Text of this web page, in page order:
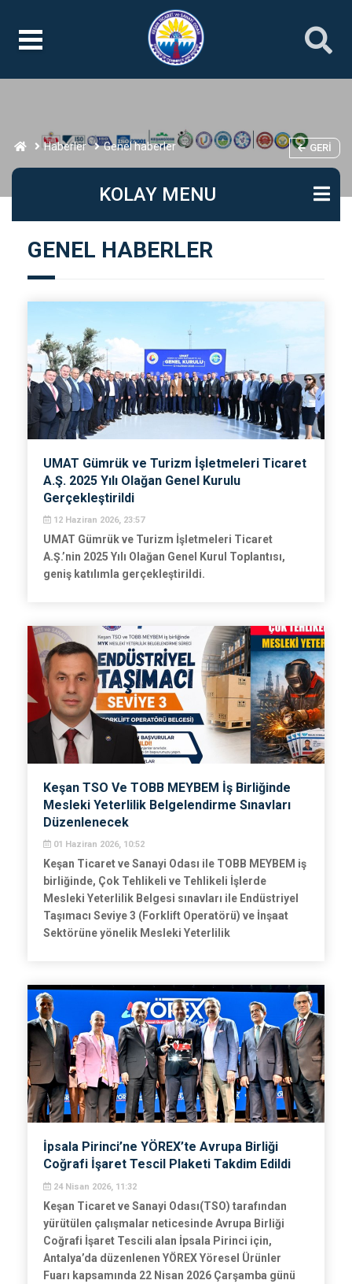
Haberler Genel haberler GERI
KOLAY MENU
GENEL HABERLER
UMAT Gümrük ve Turizm İşletmeleri Ticaret
A.Ş. 2025 Yılı Olağan Genel Kurulu
Gerçekleştirildi
12 Haziran 2026, 23:57
UMAT Gümrük ve Turizm İşletmeleri Ticaret
A.Ş.’nin 2025 Yılı Olağan Genel Kurul Toplantısı,
geniş katılımla gerçekleştirildi.
Keşan TSO Ve TOBB MEYBEM İş Birliğinde
Mesleki Yeterlilik Belgelendirme Sınavları
Düzenlenecek
01 Haziran 2026, 10:52
Keşan Ticaret ve Sanayi Odası ile TOBB MEYBEM iş
birliğinde, Çok Tehlikeli ve Tehlikeli İşlerde
Mesleki Yeterlilik Belgesi sınavları ile Endüstriyel
Taşımacı Seviye 3 (Forklift Operatörü) ve İnşaat
Sektörüne yönelik Mesleki Yeterlilik
İpsala Pirinci’ne YÖREX’te Avrupa Birliği
Coğrafi İşaret Tescil Plaketi Takdim Edildi
24 Nisan 2026, 11:32
Keşan Ticaret ve Sanayi Odası(TSO) tarafından
yürütülen çalışmalar neticesinde Avrupa Birliği
Coğrafi İşaret Tescili alan İpsala Pirinci için,
Antalya’da düzenlenen YÖREX Yöresel Ürünler
Fuarı kapsamında 22 Nisan 2026 Çarşamba günü